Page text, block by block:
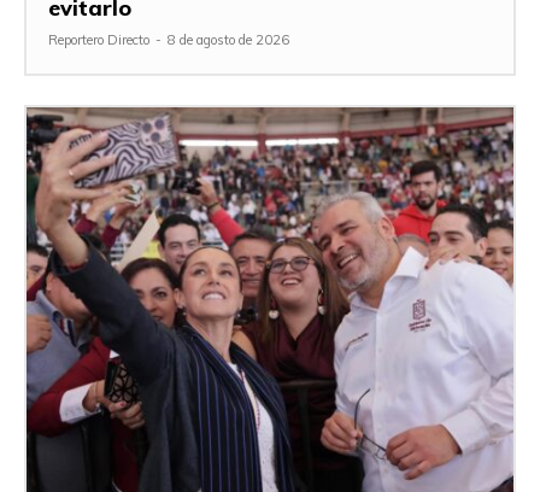
evitarlo
Reportero Directo - 8 de agosto de 2026